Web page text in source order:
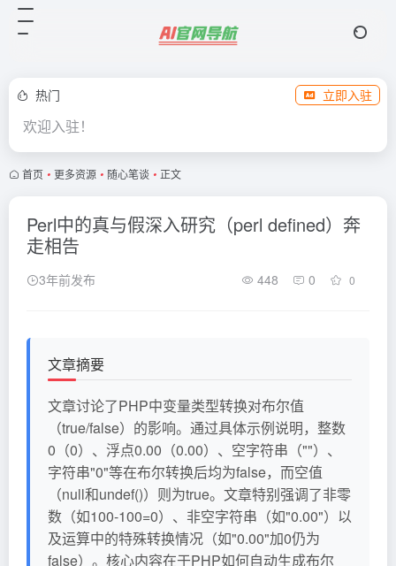
热门 立即入驻
欢迎入驻！
首页 • 更多资源 • 随心笔谈 • 正文
Perl中的真与假深入研究（perl defined）奔
走相告
3年前发布 448 0 0
文章摘要
文章讨论了PHP中变量类型转换对布尔值
（true/false）的影响。通过具体示例说明，整数
0（0）、浮点0.00（0.00）、空字符串（""）、
字符串"0"等在布尔转换后均为false，而空值
（null和undef()）则为true。文章特别强调了非零
数（如100-100=0）、非空字符串（如"0.00"）以
及运算中的特殊转换情况（如"0.00"加0仍为
false）。核心内容在于PHP如何自动生成布尔